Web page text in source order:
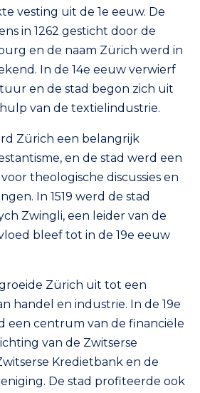
vesting uit de 1e eeuw. De
in 1262 gesticht door de
en de naam Zürich werd in
In de 14e eeuw verwierf
en de stad begon zich uit
van de textielindustrie.
Zürich een belangrijk
en de stad werd een
theologische discussies en
In 1519 werd de stad
Zwingli, een leider van de
bleef tot in de 19e eeuw
Zürich uit tot een
handel en industrie. In de 19e
een centrum van de financiële
van de Zwitserse
Kredietbank en de
De stad profiteerde ook